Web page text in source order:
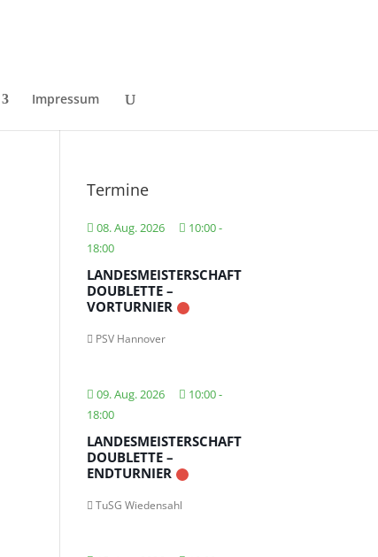
Impressum
Termine
08. Aug. 2026 10:00-
18:00
LANDESMEISTERSCHAFT
DOUBLETTE –
VORTURNIER
PSV Hannover
09. Aug. 2026 10:00-
18:00
LANDESMEISTERSCHAFT
DOUBLETTE –
ENDTURNIER
TuSG Wiedensahl